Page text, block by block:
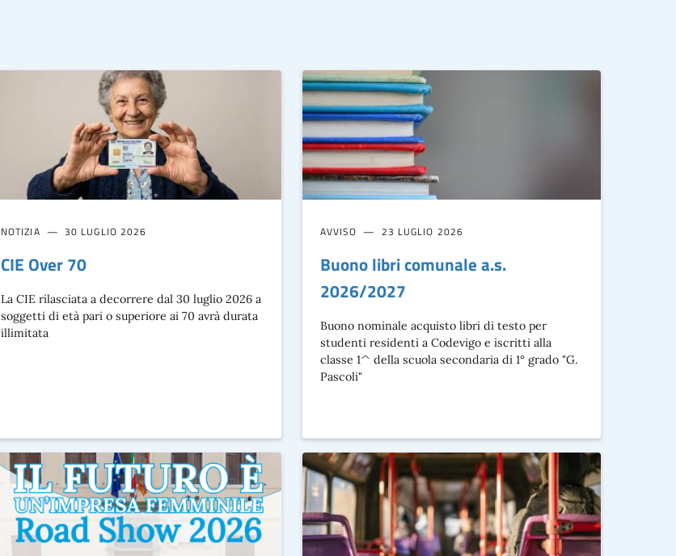
NOTIZIA 30 LUGLIO 2026
CIE Over 70
La CIE rilasciata a decorrere dal 30 luglio 2026 a
soggetti di età pari o superiore ai 70 avrà durata
illimitata
AVVISO 23 LUGLIO 2026
Buono libri comunale a.s.
2026/2027
Buono nominale acquisto libri di testo per
studenti residenti a Codevigo e iscritti alla
classe 1^ della scuola secondaria di 1° grado "G.
Pascoli"